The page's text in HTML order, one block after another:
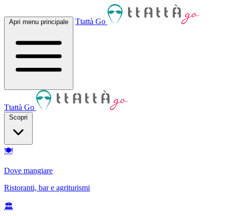
Apri menu principale Ttattà Go
Ttattà Go
Scopri
🍽
Dove mangiare
Ristoranti, bar e agriturismi
🏛